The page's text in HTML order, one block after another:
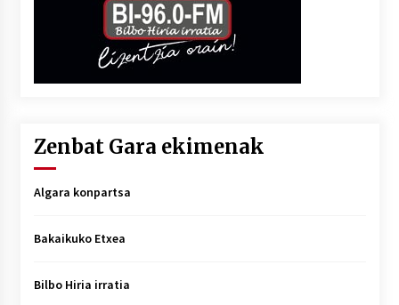
Zenbat Gara ekimenak
Algara konpartsa
Bakaikuko Etxea
Bilbo Hiria irratia